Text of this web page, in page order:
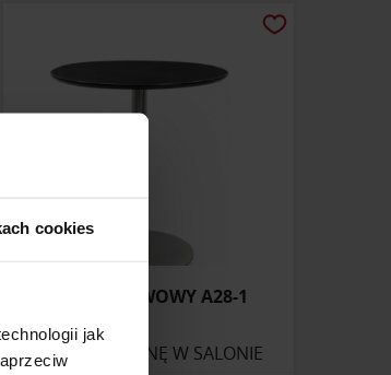
cookies
jak
STOLIK KAWOWY A28-1
ZAPYTAJ O CENĘ W SALONIE